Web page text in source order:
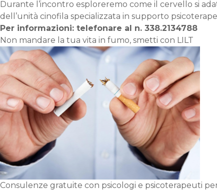
Durante l’incontro esploreremo come il cervello si
dell’unità cinofila specializzata in supporto
Per informazioni: telefonare al n. 338.2134788
Non mandare la tua vita in fumo, smetti con LILT
Consulenze gratuite con psicologi e psicoterapeuti